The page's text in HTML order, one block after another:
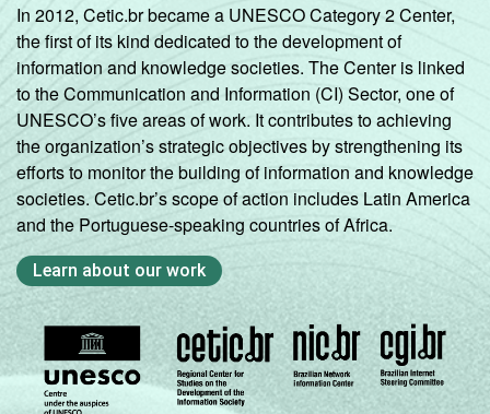
In 2012, Cetic.br became a UNESCO Category 2 Center,
the first of its kind dedicated to the development of
information and knowledge societies. The Center is linked
to the Communication and Information (CI) Sector, one of
UNESCO’s five areas of work. It contributes to achieving
the organization’s strategic objectives by strengthening its
efforts to monitor the building of information and knowledge
societies. Cetic.br’s scope of action includes Latin America
and the Portuguese-speaking countries of Africa.
Learn about our work